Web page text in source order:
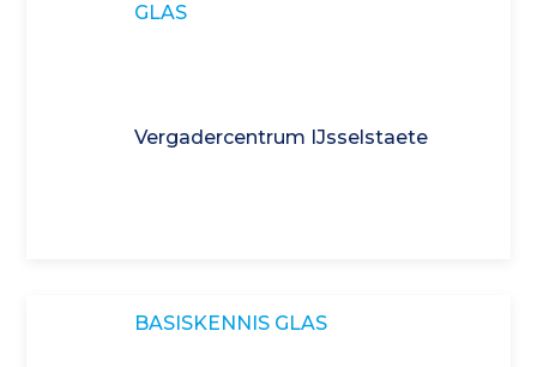
GLAS
Vergadercentrum IJsselstaete
BASISKENNIS GLAS